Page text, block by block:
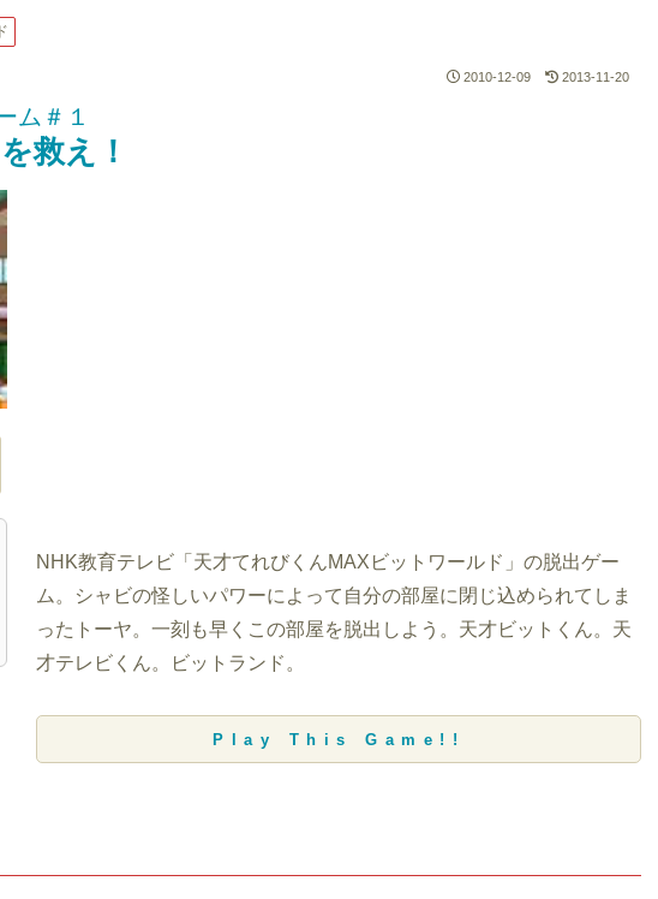
2010-12-09 2013-11-20
ム＃１
救え！
NHK教育テレビ「天才てれびくんMAXビットワールド」の脱出ゲー
ム。シャビの怪しいパワーによって自分の部屋に閉じ込められてしま
ったトーヤ。一刻も早くこの部屋を脱出しよう。天才ビットくん。天
才テレビくん。ビットランド。
Play This Game!!